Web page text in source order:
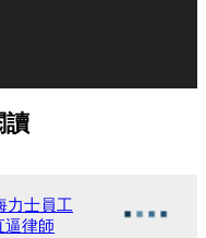
讀
力士員工
律師